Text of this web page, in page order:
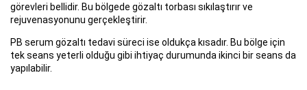
görevleri bellidir. Bu bölgede gözaltı torbası sıkılaştırır ve
rejuvenasyonunu gerçekleştirir.
PB serum gözaltı tedavi süreci ise oldukça kısadır. Bu bölge için
tek seans yeterli olduğu gibi ihtiyaç durumunda ikinci bir seans da
yapılabilir.